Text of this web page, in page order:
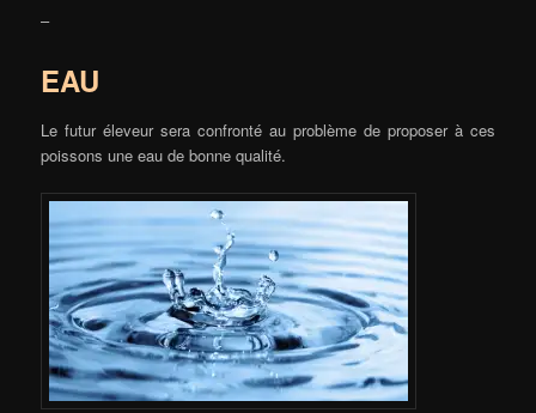
–
EAU
Le futur éleveur sera confronté au problème de proposer à ces
poissons une eau de bonne qualité.